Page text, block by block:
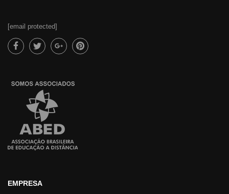
[email protected]
EMPRESA